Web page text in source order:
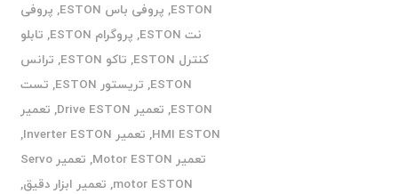
ESTON
, پروفی باس ESTON , پروفی
نت ESTON
, پروگرام ESTON , تابلو
کنترل ESTON
, تاکو ESTON , ترانس
ESTON
, تریستور ESTON , تست
ESTON
, تعمیر Drive ESTON , تعمیر
HMI ESTON
, تعمیر Inverter ESTON
,
تعمیر Motor ESTON
,
تعمیر Servo
motor ESTON
, تعمیر ابزار دقیق,